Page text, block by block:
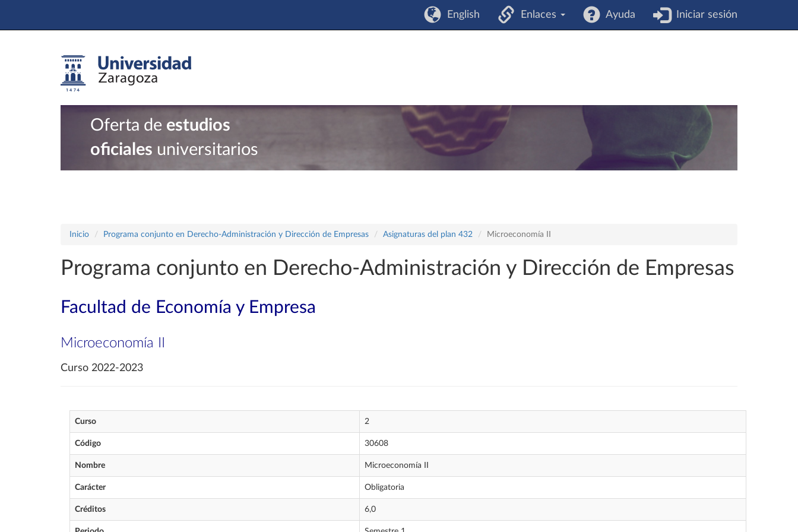
English Enlaces Ayuda Iniciar sesión
Oferta de estudios
oficiales universitarios
Inicio Programa conjunto en Derecho-Administración y Dirección de Empresas Asignaturas del plan 432 Microeconomía II
Programa conjunto en Derecho-Administración y Dirección de Empresas
Facultad de Economía y Empresa
Microeconomía II
Curso 2022-2023
Curso 2
Código 30608
Nombre Microeconomía II
Carácter Obligatoria
Créditos 6,0